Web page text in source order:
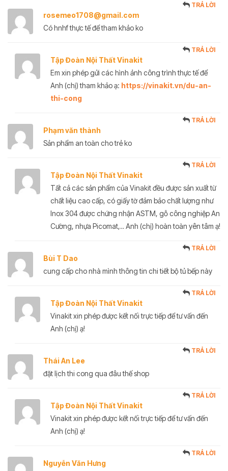
rosemeo1708@gmail.com
TRẢ LỜI
Có hnhf thực tế để tham khảo ko
Tập Đoàn Nội Thất Vinakit
TRẢ LỜI
Em xin phép gửi các hình ảnh công trình thực tế để
Anh (chị) tham khảo ạ: https://vinakit.vn/du-an-
thi-cong
Phạm văn thành
TRẢ LỜI
Sản phẩm an toàn cho trẻ ko
Tập Đoàn Nội Thất Vinakit
TRẢ LỜI
Tất cả các sản phẩm của Vinakit đều được sản xuất từ
chất liệu cao cấp, có giấy tờ đảm bảo chất lượng như
Inox 304 được chứng nhận ASTM, gỗ công nghiệp An
Cường, nhựa Picomat,.. Anh (chị) hoàn toàn yên tâm ạ!
Bùi T Dao
TRẢ LỜI
cung cấp cho nhà mình thông tin chi tiết bộ tủ bếp này
Tập Đoàn Nội Thất Vinakit
TRẢ LỜI
Vinakit xin phép được kết nối trực tiếp để tư vấn đến
Anh (chị) ạ!
Thái An Lee
TRẢ LỜI
đặt lịch thi cong qua đâu thế shop
Tập Đoàn Nội Thất Vinakit
TRẢ LỜI
Vinakit xin phép được kết nối trực tiếp để tư vấn đến
Anh (chị) ạ!
Nguyễn Văn Hưng
TRẢ LỜI